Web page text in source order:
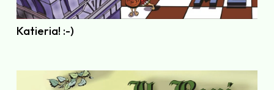
Katieria! :-)